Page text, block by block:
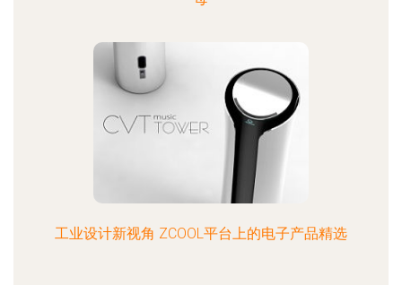
工业设计新视角 ZCOOL平台上的电子产品精选